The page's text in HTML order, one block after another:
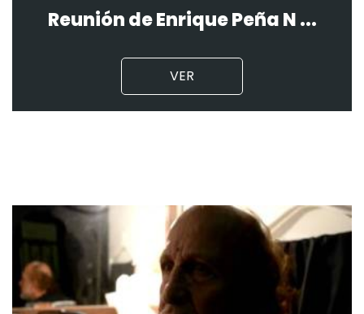
Reunión de Enrique Peña N ...
VER